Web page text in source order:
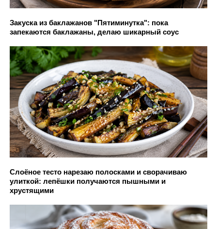
Закуска из баклажанов "Пятиминутка": пока
запекаются баклажаны, делаю шикарный соус
Слоёное тесто нарезаю полосками и сворачиваю
улиткой: лепёшки получаются пышными и
хрустящими